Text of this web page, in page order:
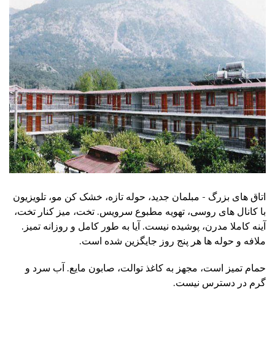
اتاق های بزرگ - مبلمان جدید، حوله تازه، خشک کن مو، تلویزیون
با کانال های روسی، تهویه مطبوع سرویس. تخت، میز کنار تخت،
آینه کاملا مدرن، پوشیده نیست. آیا به طور کامل و روزانه تمیز.
ملافه و حوله ها هر پنج روز جایگزین شده است.
حمام تمیز است، مجهز به کاغذ توالت، صابون مایع. آب سرد و
گرم در دسترس نیست.